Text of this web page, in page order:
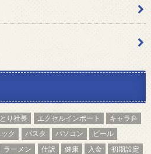
り社長 エクセルインポート
キャラ弁
ク パスタ パソコン
ビール
ラーメン 仕訳 健康 入金
初期設定